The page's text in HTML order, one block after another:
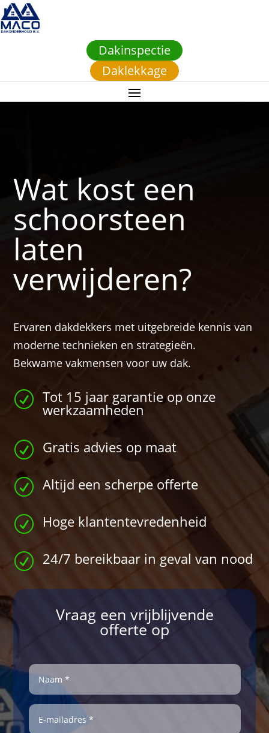
Dakinspectie
Daklekkage
Wat kost een
schoorsteen
laten
verwijderen?
Ervaren dakdekkers met uitgebreide kennis van
moderne technieken en strategieën.
Bekwame vakmensen voor uw dak.
R Tot 15 jaar garantie op onze
werkzaamheden
R Gratis advies op maat
R Altijd een scherpe offerte
R Hoge klantentevredenheid
R 24/7 bereikbaar in geval van nood
Vraag een vrijblijvende
offerte op